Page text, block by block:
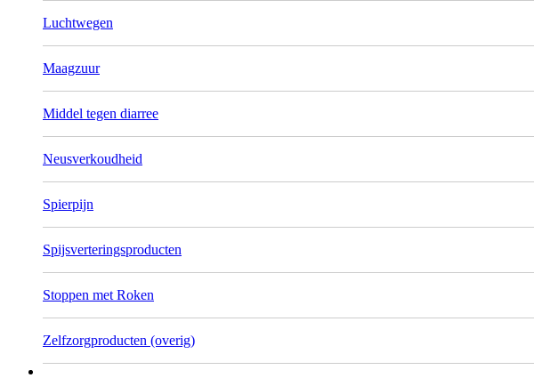
Luchtwegen
Maagzuur
Middel tegen diarree
Neusverkoudheid
Spierpijn
Spijsverteringsproducten
Stoppen met Roken
Zelfzorgproducten (overig)